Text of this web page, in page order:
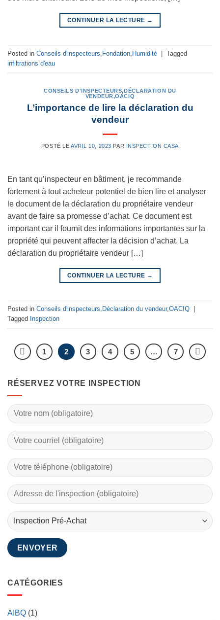
CONTINUER LA LECTURE →
Posted in Conseils d'inspecteurs, Fondation, Humidité
Tagged
infiltrations d'eau
CONSEILS D'INSPECTEURS,DÉCLARATION DU
VENDEUR,OACIQ
L’importance de lire la déclaration du
vendeur
POSTÉ LE AVRIL 10, 2023 PAR INSPECTION CASA
En tant qu’inspecteur en bâtiment, je recommande
fortement à tout acheteur potentiel de bien lire et analyser
le document de la déclaration du propriétaire vendeur
avant de faire sa promesse d’achat. Ce document est
important car il fournit des informations importantes sur la
propriété qui peuvent affecter la décision d’achat. La
déclaration du propriétaire vendeur […]
CONTINUER LA LECTURE →
Posted in Conseils d'inspecteurs Déclaration du vendeur, OACIQ
Tagged Inspection
1 2 3 4 5 … 7
RÉSERVEZ VOTRE INSPECTION
CATÉGORIES
AIBQ (1)